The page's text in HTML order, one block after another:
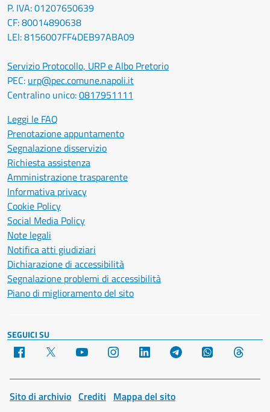
P. IVA: 01207650639
CF: 80014890638
LEI: 8156007FF4DEB97ABA09
Servizio Protocollo, URP e Albo Pretorio
PEC: urp@pec.comune.napoli.it
Centralino unico:0817951111
Leggi le FAQ
Prenotazione appuntamento
Segnalazione disservizio
Richiesta assistenza
Amministrazione trasparente
Informativa privacy
Cookie Policy
Social Media Policy
Note legali
Notifica atti giudiziari
Dichiarazione di accessibilità
Segnalazione problemi di accessibilità
Piano di miglioramento del sito
SEGUICI SU
Facebook YouTube Instagram LinkedIn Telegram WhatsApp
Sito di archivio Crediti Mappa del sito